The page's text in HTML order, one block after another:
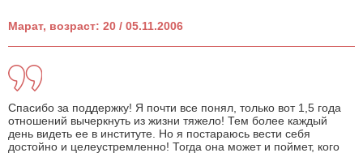
Марат, возраст: 20 / 05.11.2006
Спасибо за поддержку! Я почти все понял, только вот 1,5 года
отношений вычеркнуть из жизни тяжело! Тем более каждый
день видеть ее в институте. Но я постараюсь вести себя
достойно и целеустремленно! Тогда она может и поймет, кого